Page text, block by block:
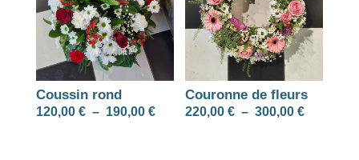
Coussin rond
120,00 € – 190,00 €Plage
Couronne de fleurs
220,00€ – 300,00€Plage